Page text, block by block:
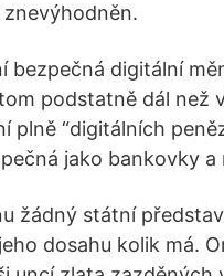
bezpečná digitální
podstatně dál než
“digitálních
jako bankovky a
žádný státní
dosahu kolik má.